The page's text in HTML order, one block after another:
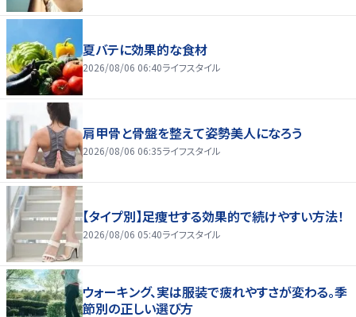
夏バテに効果的な食材
2026/08/06 06:40ライフスタイル
肩甲骨と骨盤を整えて姿勢美人になろう
2026/08/06 06:35ライフスタイル
【タイプ別】足痩せする効果的で続けやすい方法！
2026/08/06 05:40ライフスタイル
ウォーキング、実は服装で疲れやすさが変わる。季
節別の正しい選び方